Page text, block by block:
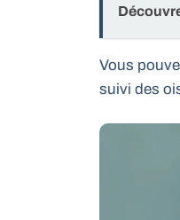
Vous
suivi des